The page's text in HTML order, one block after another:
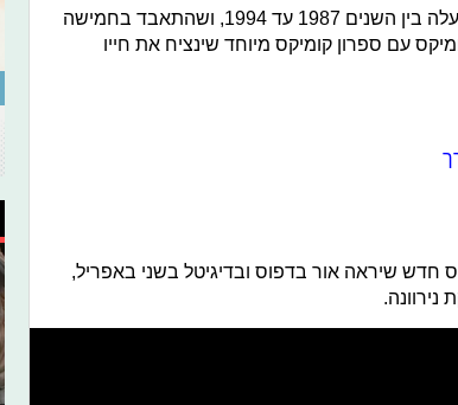
, שפעלה בין השנים 1987 עד 1994, ושהתאבד בחמישה
הקומיקס עם ספרון קומיקס מיוחד שינציח את חייו
חדש שיראה אור בדפוס ובדיגיטל בשני באפריל,